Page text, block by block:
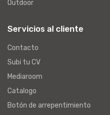
Outdoor
Servicios al cliente
Contacto
Subi tu CV
Mediaroom
Catalogo
Botón de arrepentimiento